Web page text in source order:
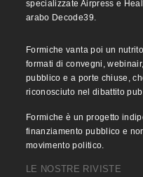
specializzate Airpress e
arabo Decode39.
Formiche vanta poi un
formati di convegni,
pubblico e a porte chiuse,
riconosciuto nel dibattito
Formiche è un progetto
finanziamento pubblico e
movimento politico.
LE NOSTRE RIVISTE